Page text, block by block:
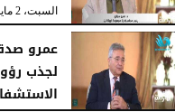
السبت، 2 مايو 2026
عمرو
لجذب